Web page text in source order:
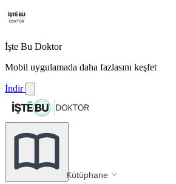
İşte Bu Doktor
Mobil uygulamada daha fazlasını keşfet
İndir
Kütüphane